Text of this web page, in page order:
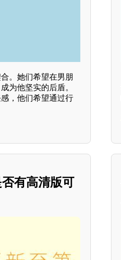
。她们希望在男朋
为他坚实的后盾。
，他们希望通过行
有高清版可